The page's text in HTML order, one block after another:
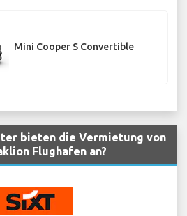
Mini Cooper S Convertible
bieten die Vermietung von
Flughafen an?